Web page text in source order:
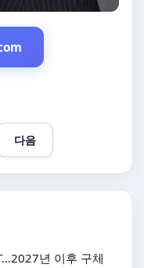
다음
년 이후 구체